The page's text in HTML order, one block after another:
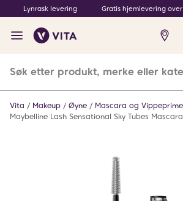
Lynrask levering Gratis hjemlevering
Vita Makeup Øyne Mascara og
Maybelline Lash Sensational Sky Tubes